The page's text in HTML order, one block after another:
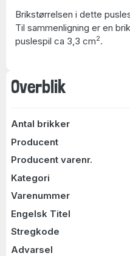
Overblik
Antal brikker
Producent
Producent varenr.
Kategori
Varenummer
Engelsk Titel
Stregkode
Advarsel
Brikstørrelsen i dette
Til sammenligning er en
puslespil ca 3,3 cm2.